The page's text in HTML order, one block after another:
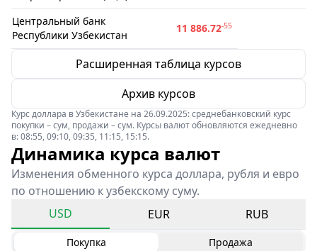
Центральный банк
Республики Узбекистан
11 886.72-55
Расширенная таблица курсов
Архив курсов
Курс доллара в Узбекистане на 26.09.2025: среднебанковский курс
покупки – сум, продажи – сум. Курсы валют обновляются ежедневно
в: 08:55, 09:10, 09:35, 11:15, 15:15.
Динамика курса валют
Изменения обменного курса доллара, рубля и евро
по отношению к узбекскому суму.
USD
EUR RUB
Покупка Продажа